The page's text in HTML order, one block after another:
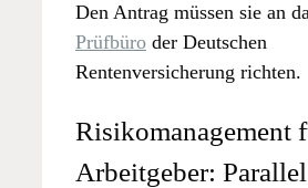
Den Antrag müssen sie an
Prüfbüro der Deutschen
Rentenversicherung richten.
Risikomanagement
Arbeitgeber: